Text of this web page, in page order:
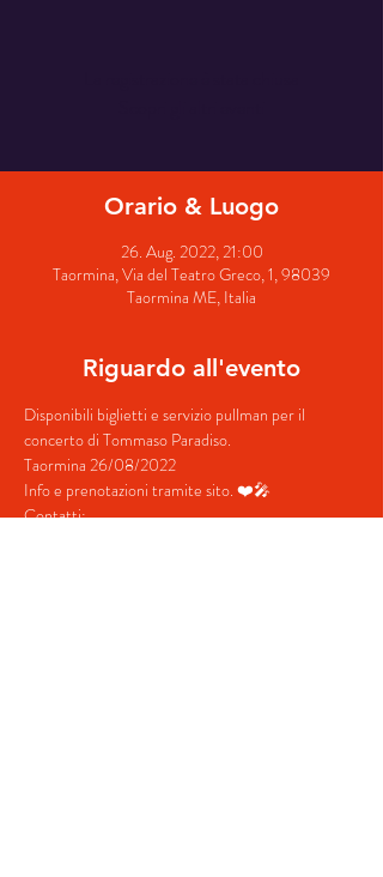
Orario & Luogo
26. Aug. 2022, 21:00
Taormina, Via del Teatro Greco, 1, 98039
Taormina ME, Italia
Riguardo all'evento
Disponibili biglietti e servizio pullman per il
concerto di Tommaso Paradiso.
Taormina 26/08/2022
Info e prenotazioni tramite sito. ❤️🎤
Contatti: